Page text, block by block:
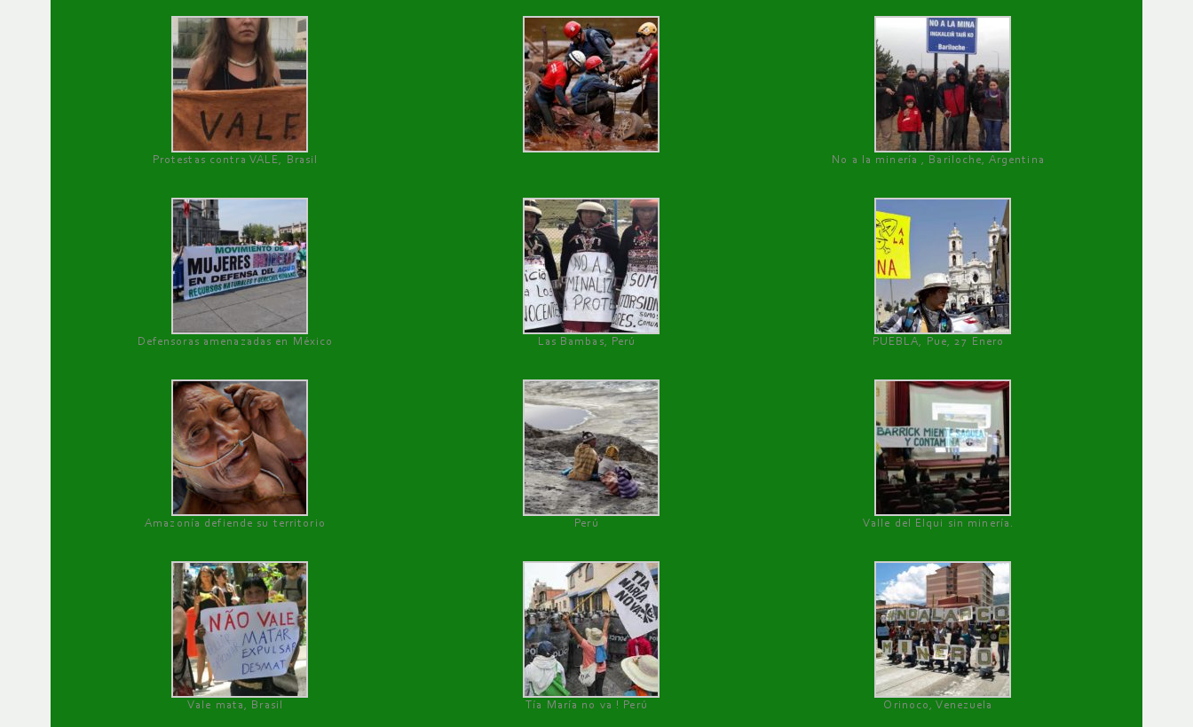
Protestas contra VALE, Brasil No a la minería , Bariloche, Argentina
Defensoras amenazadas en México Las Bambas, Perú PUEBLA, Pue, 27 Enero
Amazonía defiende su territorio Perú Valle del Elqui sin minería.
Vale mata, Brasil Tía María no va ! Perú Orinoco, Venezuela